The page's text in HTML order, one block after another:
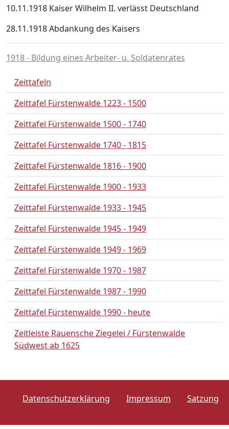
10.11.1918 Kaiser Wilhelm II. verlässt Deutschland
28.11.1918 Abdankung des Kaisers
1918 - Bildung eines Arbeiter- u. Soldatenrates
Zeittafeln
Zeittafel Fürstenwalde 1223 - 1500
Zeittafel Fürstenwalde 1500 - 1740
Zeittafel Fürstenwalde 1740 - 1815
Zeittafel Fürstenwalde 1816 - 1900
Zeittafel Fürstenwalde 1900 - 1933
Zeittafel Fürstenwalde 1933 - 1945
Zeittafel Fürstenwalde 1945 - 1949
Zeittafel Fürstenwalde 1949 - 1969
Zeittafel Fürstenwalde 1970 - 1987
Zeittafel Fürstenwalde 1987 - 1990
Zeittafel Fürstenwalde 1990 - heute
Zeitleiste Rauensche Ziegelei / Fürstenwalde
Südwest ab 1625
Datenschutzerklärung Impressum Satzung